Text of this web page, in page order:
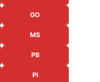
GO
MS
PB
PI